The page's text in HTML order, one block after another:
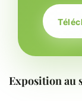
Exposition au